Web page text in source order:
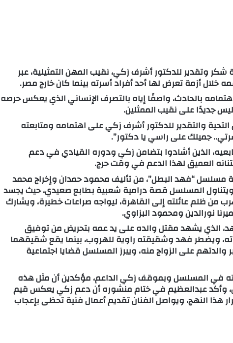
شكر وتقدير للدكتور أشرف زكي، نقيب المهن التمثيلية، عبر
خلال أزمة تعرض لها أحد أفراد أسرته بينما كان خارج مصر.
بالحادث، واصفًا إياه بالتصرف الإنساني الذي يعكس حرصه
جديدًا على نقيب الممثلين.
والتقدير للدكتور أشرف زكي على اهتمامه ومتابعته
جميلك على راسي يا دكتور”.
الذين أشادوا بتضامن زكي ودوره القيادي في دعم
العميق لهذا الدعم في وقت حرج.
“فهد البطل”، من تأليف محمود حمدان وإخراج محمد
ويتناول المسلسل قصة درامية شعبية بطابع صعيدي، حيث يجسد
من ظلم عائلته إلى القاهرة، ليواجه صراعات خطيرة، ويشارك
نورالدين ومحمود البزاوي.
الذي يشهد مقتل والده على يد عمه بتحريض من توفيق
ويضطر فهد وشقيقته راوية للهروب، بينما يقع شقيقهما
على الزواج منه، ويبرز المسلسل قضايا اجتماعية
في المسلسل وبموقف زكي الداعم، مؤكدين أن مثل هذه
وأكد عبدالعظيم في ختام منشوره أن دعم زكي يعكس قيم
هذا النهج، ويواصل الفنان تقديم أعمال فنية تحظى بإعجاب